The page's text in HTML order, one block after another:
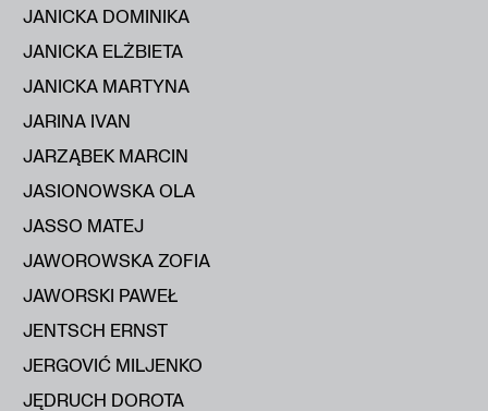
JANICKA DOMINIKA
JANICKA ELŻBIETA
JANICKA MARTYNA
JARINA IVAN
JARZĄBEK MARCIN
JASIONOWSKA OLA
JASSO MATEJ
JAWOROWSKA ZOFIA
JAWORSKI PAWEŁ
JENTSCH ERNST
JERGOVIĆ MILJENKO
JĘDRUCH DOROTA